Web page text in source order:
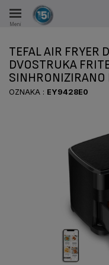
Meni
TOKOM 15 GODINA
TEFAL AIR FRYER
DVOSTRUKA
SINHRONIZIRANO
OZNAKA : EY9428E0